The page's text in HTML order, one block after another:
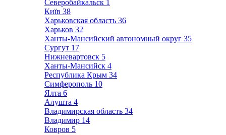
Северобайкальск 1
Київ 38
Харьковская область 36
Харьков 32
Ханты-Мансийский автономный округ 35
Сургут 17
Нижневартовск 5
Ханты-Мансийск 4
Республика Крым 34
Симферополь 10
Ялта 6
Алушта 4
Владимирская область 34
Владимир 14
Ковров 5